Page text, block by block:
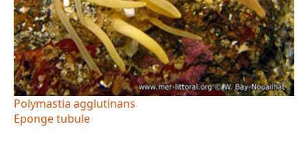
Polymastia agglutinans
Eponge tubule